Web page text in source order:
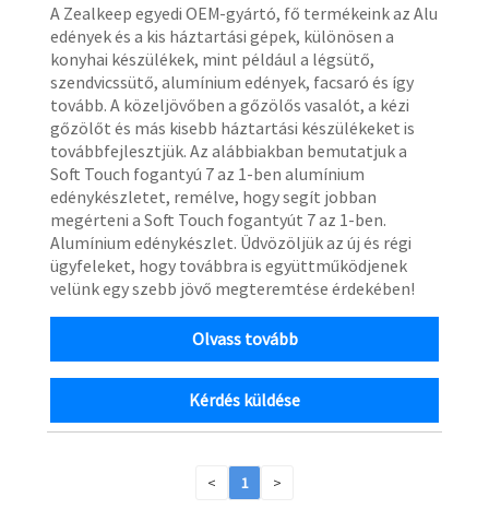
A Zealkeep egyedi OEM-gyártó, fő termékeink az Alu
edények és a kis háztartási gépek, különösen a
konyhai készülékek, mint például a légsütő,
szendvicssütő, alumínium edények, facsaró és így
tovább. A közeljövőben a gőzölős vasalót, a kézi
gőzölőt és más kisebb háztartási készülékeket is
továbbfejlesztjük. Az alábbiakban bemutatjuk a
Soft Touch fogantyú 7 az 1-ben alumínium
edénykészletet, remélve, hogy segít jobban
megérteni a Soft Touch fogantyút 7 az 1-ben.
Alumínium edénykészlet. Üdvözöljük az új és régi
ügyfeleket, hogy továbbra is együttműködjenek
velünk egy szebb jövő megteremtése érdekében!
Olvass tovább
Kérdés küldése
< 1 >